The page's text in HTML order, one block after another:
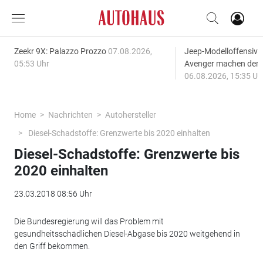
Zeekr 9X: Palazzo Prozzo 07.08.2026,
05:53 Uhr
Jeep-
Avenger machen
06.08.2026, 15:35
Home Nachrichten
Autohersteller
Diesel-Schadstoffe: Grenzwerte bis 2020 einhalten
Diesel-Schadstoffe: Grenzwerte bis
2020 einhalten
23.03.2018 08:56 Uhr
Die Bundesregierung will das Problem mit
gesundheitsschädlichen Diesel-Abgase bis 2020 weitgehend in
den Griff bekommen.